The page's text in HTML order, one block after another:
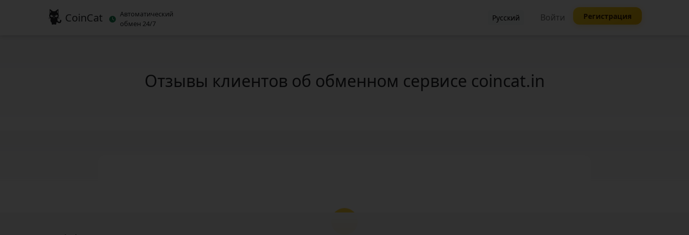
CoinCat
Автоматический
обмен 24/7
Русский Войти Регистрация
Отзывы клиентов об обменном сервисе coincat.in